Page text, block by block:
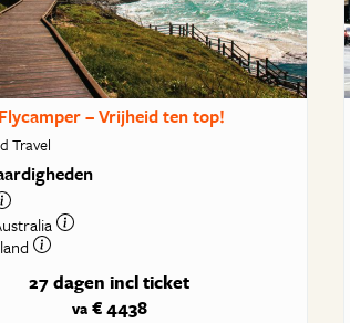
– Vrijheid ten top!
Travel
27 dagen incl ticket
va€ 4438